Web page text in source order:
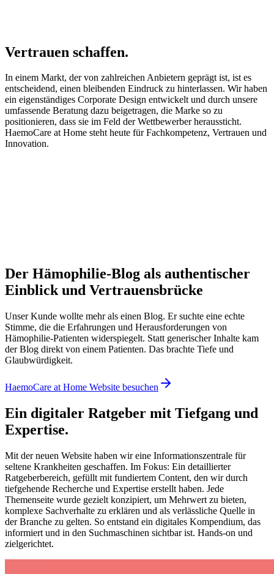
Vertrauen schaffen.
In einem Markt, der von zahlreichen Anbietern geprägt ist, ist es
entscheidend, einen bleibenden Eindruck zu hinterlassen. Wir haben
ein eigenständiges Corporate Design entwickelt und durch unsere
umfassende Beratung dazu beigetragen, die Marke so zu
positionieren, dass sie im Feld der Wettbewerber heraussticht.
HaemoCare at Home steht heute für Fachkompetenz, Vertrauen und
Innovation.
Der Hämophilie-Blog als authentischer
Einblick und Vertrauensbrücke
Unser Kunde wollte mehr als einen Blog. Er suchte eine echte
Stimme, die die Erfahrungen und Herausforderungen von
Hämophilie-Patienten widerspiegelt. Statt generischer Inhalte kam
der Blog direkt von einem Patienten. Das brachte Tiefe und
Glaubwürdigkeit.
HaemoCare at Home Website besuchen
Ein digitaler Ratgeber mit Tiefgang und
Expertise.
Mit der neuen Website haben wir eine Informationszentrale für
seltene Krankheiten geschaffen. Im Fokus: Ein detaillierter
Ratgeberbereich, gefüllt mit fundiertem Content, den wir durch
tiefgehende Recherche und Expertise erstellt haben. Jede
Themenseite wurde gezielt konzipiert, um Mehrwert zu bieten,
komplexe Sachverhalte zu erklären und als verlässliche Quelle in
der Branche zu gelten. So entstand ein digitales Kompendium, das
informiert und in den Suchmaschinen sichtbar ist. Hands-on und
zielgerichtet.